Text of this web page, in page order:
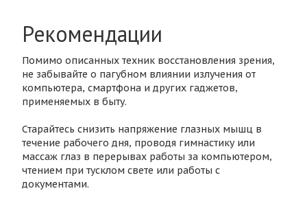
Рекомендации
Помимо описанных техник восстановления зрения,
не забывайте о пагубном влиянии излучения от
компьютера, смартфона и других гаджетов,
применяемых в быту.
Старайтесь снизить напряжение глазных мышц в
течение рабочего дня, проводя гимнастику или
массаж глаз в перерывах работы за компьютером,
чтением при тусклом свете или работы с
документами.